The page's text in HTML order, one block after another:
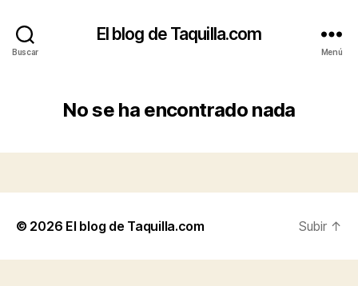
Buscar
El blog de Taquilla.com
Menú
No se ha encontrado nada
© 2026 El blog de Taquilla.com Subir ↑